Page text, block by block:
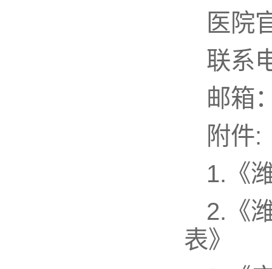
医院
联系
邮箱
附件:
1.《
2.《
表》